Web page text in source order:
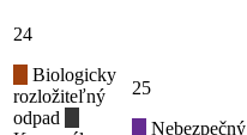
24
Biologicky
rozložiteľný
odpad
25
Nebezpečný